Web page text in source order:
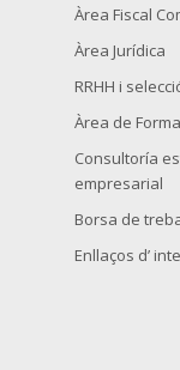
Àrea Fiscal
Àrea Jurídica
RRHH i
Àrea de
Consultoría
empresarial
Borsa de
Enllaços d’